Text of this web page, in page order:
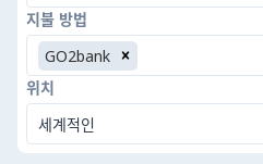
지불 방법
GO2bank
위치
세계적인